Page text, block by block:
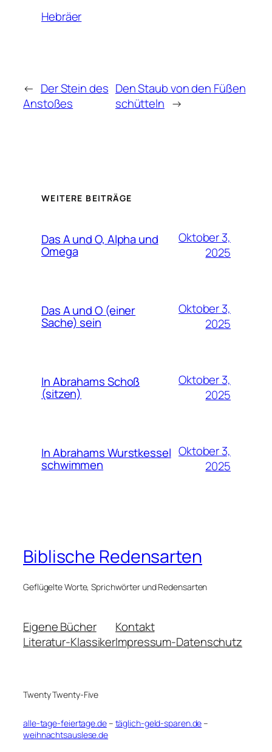
Hebräer
← Der Stein des
Anstoßes
Den Staub von den Füßen
schütteln →
WEITERE BEITRÄGE
Das A und O, Alpha und
Omega
Oktober 3,
2025
Das A und O (einer
Sache) sein
Oktober 3,
2025
In Abrahams Schoß
(sitzen)
Oktober 3,
2025
In Abrahams Wurstkessel
schwimmen
Oktober 3,
2025
Biblische Redensarten
Geflügelte Worte, Sprichwörter und Redensarten
Eigene Bücher
Literatur-Klassiker
Kontakt
Impressum-Datenschutz
Twenty Twenty-Five
alle-tage-feiertage.de– täglich-geld-sparen.de–
weihnachtsauslese.de